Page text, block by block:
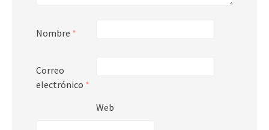
Nombre *
Correo
electrónico *
Web